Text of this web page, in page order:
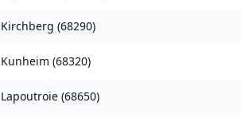
Kirchberg (68290)
Kunheim (68320)
Lapoutroie (68650)